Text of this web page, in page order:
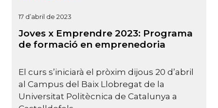
17 d’abril de 2023
Joves x Emprendre 2023: Programa
de formació en emprenedoria
El curs s’iniciarà el pròxim dijous 20 d’abril
al Campus del Baix Llobregat de la
Universitat Politècnica de Catalunya a